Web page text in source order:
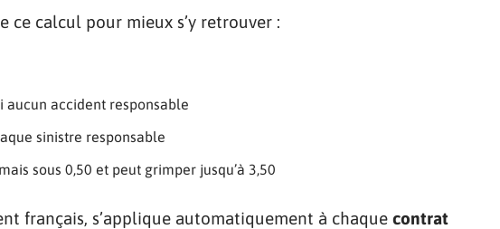
ce calcul pour mieux s’y retrouver :
aucun accident responsable
sinistre responsable
sous 0,50 et peut grimper jusqu’à 3,50
français, s’applique automatiquement à chaque contrat